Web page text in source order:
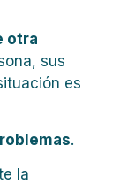
otra
sus
es
.
la